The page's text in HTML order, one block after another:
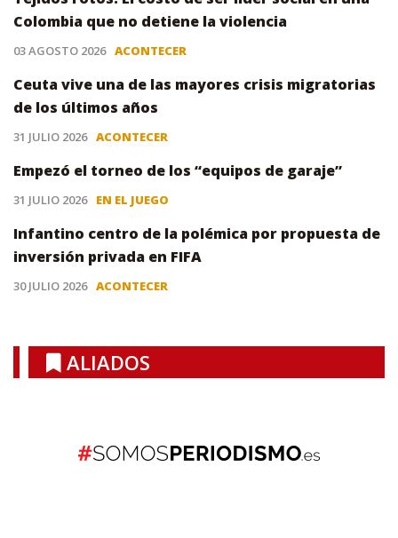
Colombia que no detiene la violencia
03 AGOSTO 2026 ACONTECER
Ceuta vive una de las mayores crisis migratorias
de los últimos años
31 JULIO 2026 ACONTECER
Empezó el torneo de los “equipos de garaje”
31 JULIO 2026 EN EL JUEGO
Infantino centro de la polémica por propuesta de
inversión privada en FIFA
30 JULIO 2026 ACONTECER
ALIADOS